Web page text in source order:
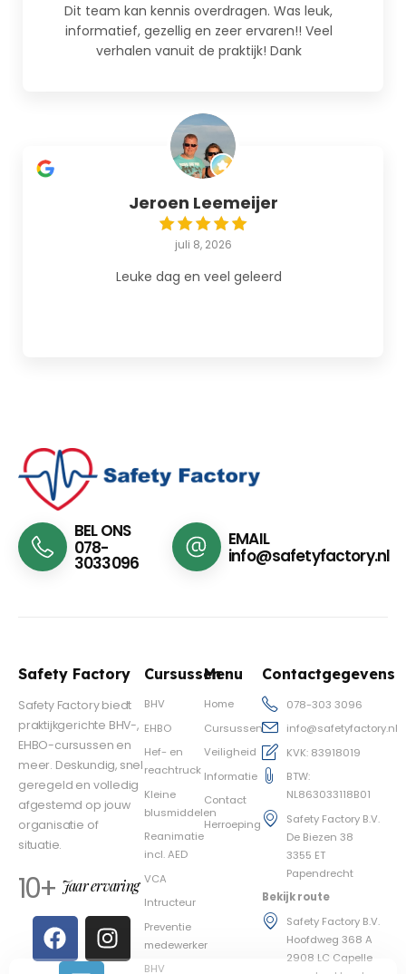
Dit team kan kennis overdragen. Was leuk,
informatief, gezellig en zeer ervaren!! Veel
verhalen vanuit de praktijk! Dank
Jeroen Leemeijer
juli 8, 2026
Leuke dag en veel geleerd
BEL ONS
078-
3033096
EMAIL
info@safetyfactory.nl
Safety Factory
Safety Factory biedt
praktijkgerichte BHV-,
EHBO-cursussen en
meer. Deskundig, snel
geregeld en volledig
afgestemd op jouw
organisatie of
situatie.
10+ Jaar ervaring
Cursussen
BHV
EHBO
Hef- en
reachtruck
Kleine
blusmiddelen
Reanimatie
incl. AED
VCA
Intructeur
Preventie
medewerker
BHV
Menu
Home
Cursussen
Veiligheid
Informatie
Contact
Herroeping
Contactgegevens
078-303 3096
info@safetyfactory.nl
KVK: 83918019
BTW:
NL863033118B01
Safety Factory B.V.
De Biezen 38
3355 ET
Papendrecht
Bekijk route
Safety Factory B.V.
Hoofdweg 368 A
2908 LC Capelle